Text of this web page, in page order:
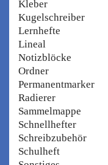
Kleber
Kugelschreiber
Lernhefte
Lineal
Notizblöcke
Ordner
Permanentmarker
Radierer
Sammelmappe
Schnellhefter
Schreibzubehör
Schulheft